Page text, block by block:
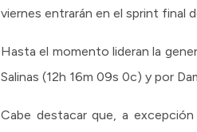
viernes entrarán en el sprint final
Hasta el momento lideran la
Salinas (12h 16m 09s 0c) y por
Cabe destacar que, a